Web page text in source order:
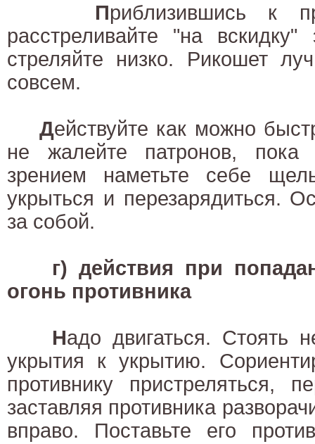
Приблизившись к
расстреливайте "на
стреляйте низко. Рикошет
совсем.
Действуйте как можно
не жалейте патронов, пока
зрением наметьте себе
укрыться и перезарядиться.
за собой.
г) действия при
огонь противника
Надо двигаться. Стоять
укрытия к укрытию.
противнику пристреляться,
заставляя противника
вправо. Поставьте его